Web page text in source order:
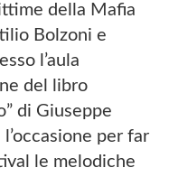
della Mafia
Bolzoni e
l’aula
del libro
di Giuseppe
per far
le melodiche